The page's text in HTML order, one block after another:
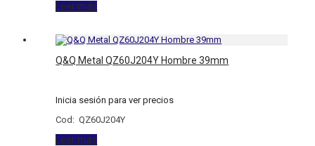
Leer más
Q&Q Metal QZ60J204Y Hombre 39mm
Inicia sesión para ver precios
Cod: QZ60J204Y
Leer más